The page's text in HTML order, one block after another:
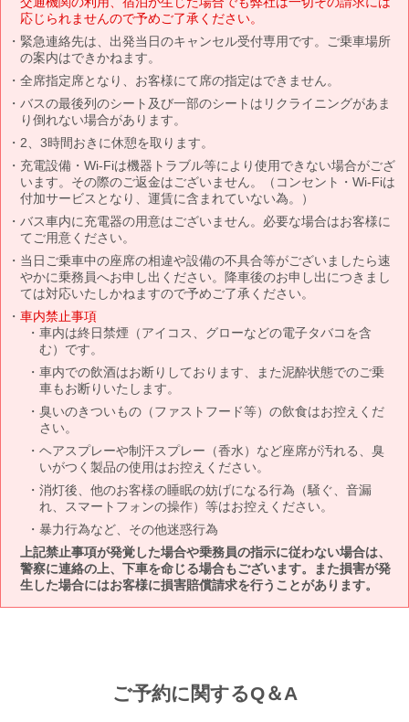
応じられませんので予めご了承ください。
緊急連絡先は、出発当日のキャンセル受付専用です。ご乗車場所
の案内はできかねます。
全席指定席となり、お客様にて席の指定はできません。
バスの最後列のシート及び一部のシートはリクライニングがあま
り倒れない場合があります。
2、3時間おきに休憩を取ります。
充電設備・Wi-Fiは機器トラブル等により使用できない場合がござ
います。その際のご返金はございません。（コンセント・Wi-Fiは
付加サービスとなり、運賃に含まれていない為。）
バス車内に充電器の用意はございません。必要な場合はお客様に
てご用意ください。
当日ご乗車中の座席の相違や設備の不具合等がございましたら速
やかに乗務員へお申し出ください。降車後のお申し出につきまし
ては対応いたしかねますので予めご了承ください。
車内禁止事項
車内は終日禁煙（アイコス、グローなどの電子タバコを含
む）です。
車内での飲酒はお断りしております、また泥酔状態でのご乗
車もお断りいたします。
臭いのきついもの（ファストフード等）の飲食はお控えくだ
さい。
ヘアスプレーや制汗スプレー（香水）など座席が汚れる、臭
いがつく製品の使用はお控えください。
消灯後、他のお客様の睡眠の妨げになる行為（騒ぐ、音漏
れ、スマートフォンの操作）等はお控えください。
暴力行為など、その他迷惑行為
上記禁止事項が発覚した場合や乗務員の指示に従わない場合は、
警察に連絡の上、下車を命じる場合もございます。また損害が発
生した場合にはお客様に損害賠償請求を行うことがあります。
ご予約に関するQ＆A